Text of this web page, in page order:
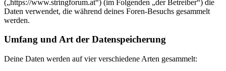
(„https://www.stringforum.at“) (im Folgenden „der Betreiber“) die
Daten verwendet, die während deines Foren-Besuchs gesammelt
werden.
Umfang und Art der Datenspeicherung
Deine Daten werden auf vier verschiedene Arten gesammelt: